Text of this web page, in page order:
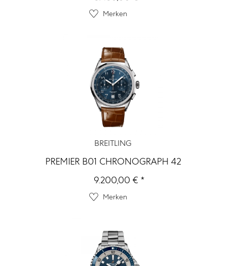
Merken
BREITLING
PREMIER B01 CHRONOGRAPH 42
9.200,00 € *
Merken